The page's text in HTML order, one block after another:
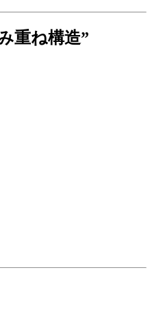
重ね構造”